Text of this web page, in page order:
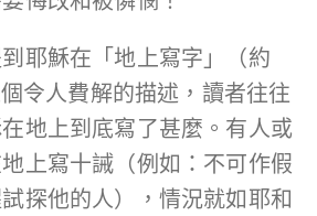
耶穌在「地上寫字」（約
令人費解的描述，讀者往往
地上到底寫了甚麼。有人或
上寫十誡（例如：不可作假
探他的人），情況就如耶和